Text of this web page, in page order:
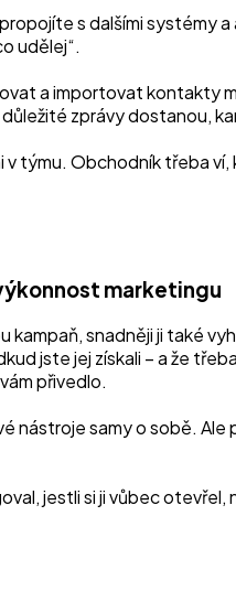
s dalšími systémy
udělej“.
a importovat kontakty
zprávy dostanou,
v týmu. Obchodník třeba
marketingu
kampaň, snadněji ji také
jste jej získali – a že
přivedlo.
nástroje samy o sobě.
jestli si ji vůbec